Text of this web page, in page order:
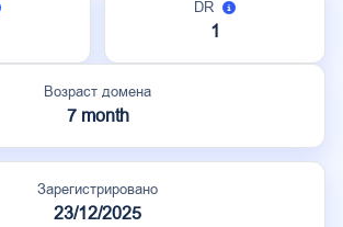
DR
1
Возраст домена
7 month
Зарегистрировано
23/12/2025